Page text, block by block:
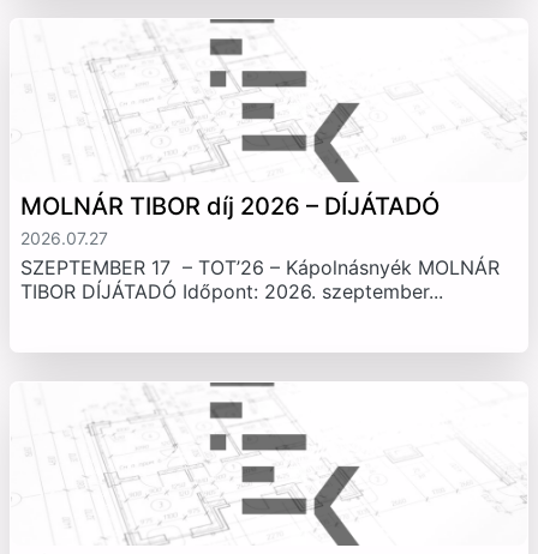
MOLNÁR TIBOR díj 2026 – DÍJÁTADÓ
2026.07.27
SZEPTEMBER 17 – TOT’26 – Kápolnásnyék MOLNÁR
TIBOR DÍJÁTADÓ Időpont: 2026. szeptember...